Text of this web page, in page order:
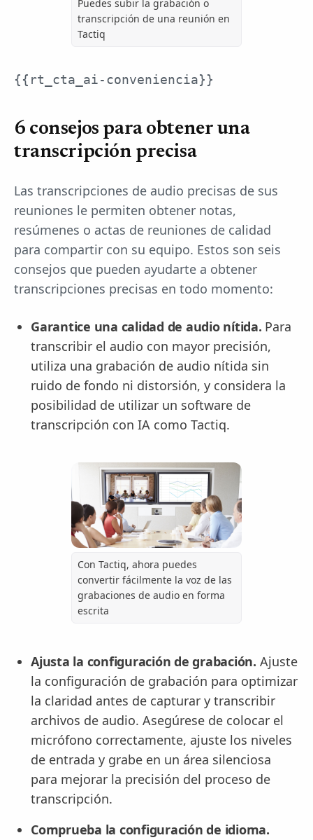
Puedes subir la grabación o
transcripción de una reunión en
Tactiq
{{rt_cta_ai-conveniencia}}
6 consejos para obtener una
transcripción precisa
Las transcripciones de audio precisas de sus
reuniones le permiten obtener notas,
resúmenes o actas de reuniones de calidad
para compartir con su equipo. Estos son seis
consejos que pueden ayudarte a obtener
transcripciones precisas en todo momento:
Garantice una calidad de audio nítida. Para
transcribir el audio con mayor precisión,
utiliza una grabación de audio nítida sin
ruido de fondo ni distorsión, y considera la
posibilidad de utilizar un software de
transcripción con IA como Tactiq.
Con Tactiq, ahora puedes
convertir fácilmente la voz de las
grabaciones de audio en forma
escrita
Ajusta la configuración de grabación. Ajuste
la configuración de grabación para optimizar
la claridad antes de capturar y transcribir
archivos de audio. Asegúrese de colocar el
micrófono correctamente, ajuste los niveles
de entrada y grabe en un área silenciosa
para mejorar la precisión del proceso de
transcripción.
Comprueba la configuración de idioma.